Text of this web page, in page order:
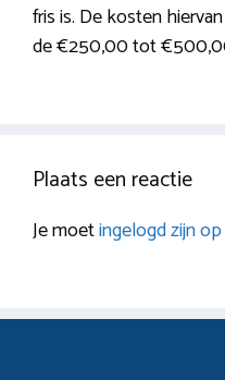
fris is. De kosten
de €250,00 tot
Plaats een reactie
Je moetingelogd zijn op